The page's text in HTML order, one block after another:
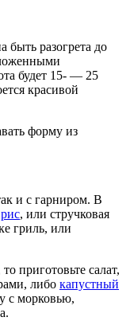
быть разогрета до
будет 15- — 25
красивой
форму из
и с гарниром. В
рис, или стручковая
гриль, или
приготовьте салат,
либо капустный
с морковью,